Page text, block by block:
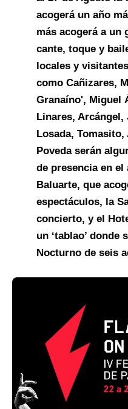
acogerá un año
más acogerá a un
cante, toque y
locales y
como Cañizares,
Granaíno', Miguel
Linares,
Losada,
Poveda serán
de presencia en
Baluarte, que
espectáculos, la
concierto, y el
un ‘tablao’
Nocturno de seis